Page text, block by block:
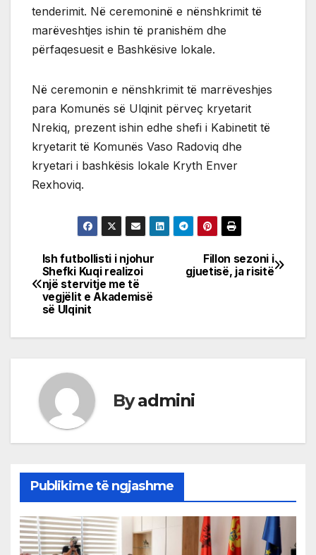
tenderimit. Në ceremoninë e nënshkrimit të
marëveshtjes ishin të pranishëm dhe
përfaqesuesit e Bashkësive lokale.
Në ceremonin e nënshkrimit të marrëveshjes
para Komunës së Ulqinit përveç kryetarit
Nrekiq, prezent ishin edhe shefi i Kabinetit të
kryetarit të Komunës Vaso Radoviq dhe
kryetari i bashkësis lokale Kryth Enver
Rexhoviq.
Post
navigation
Fillon sezoni i
gjuetisë, ja risitë
Ish futbollisti i njohur
Shefki Kuqi realizoi
një stervitje me të
vegjëlit e Akademisë
së Ulqinit
Byadmini
Publikime të ngjashme